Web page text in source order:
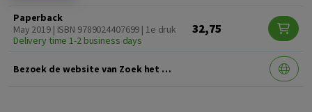
Paperback
May 2019 | ISBN 9789024407699 | 1e druk
Delivery time 1-2 business days
32,75
Bezoek de website van Zoek het even lekker zelf uit en download alle opdrachten